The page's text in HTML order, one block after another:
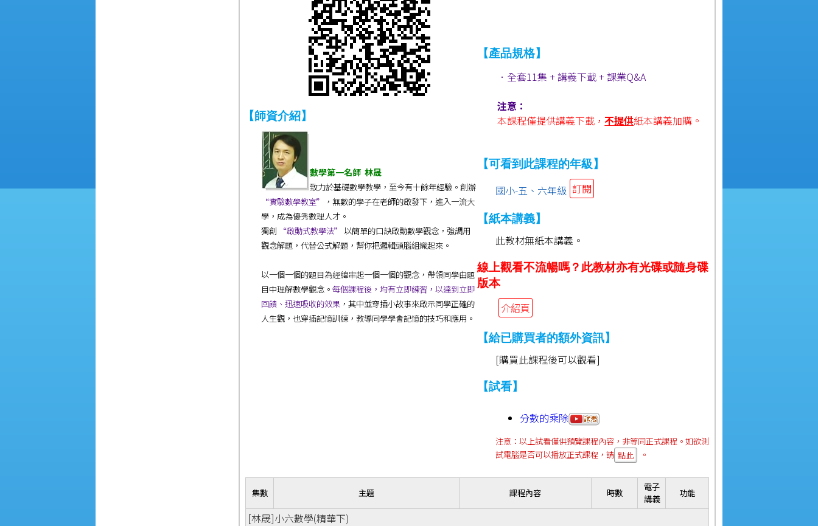
【師資介紹】
數學第一名師 林晟
致力於基礎數學教學，至今有十餘年經驗。創辦
“實驗數學教室”
，無數的學子在老師的啟發下，進入一流大
學，成為優秀數理人才。
獨創
“啟動式教學法” 以簡單的口訣啟動數學觀念，強調用
觀念解題，代替公式解題，幫你把邏輯頭腦組織起來。
以一個一個的題目為經緯串起一個一個的觀念，帶領同學由題
目中理解數學觀念。每個課程後，均有立即練習，以達到立即
回饋、迅速吸收的效果 ，其中並穿插小故事來啟示同學正確的
人生觀，也穿插記憶訓練，教導同學學會記憶的技巧和應用。
【產品規格】
．全套11集 + 講義下載 + 課業Q&A
注意：
本課程僅提供講義下載，不提供紙本講義加購 。
【可看到此課程的年級】
國小-五、六年級 訂閱
【紙本講義】
此教材無紙本講義。
線上觀看不流暢嗎？此教材亦有光碟或隨身碟
版本
介紹頁
【給已購買者的額外資訊】
[購買此課程後可以觀看]
【試看】
分數的乘除
注意：以上試看僅供預覽課程內容，非等同正式課程。如欲測
試電腦是否可以播放正式課程，請 點此 。
集數 主題 課程內容 時數
電子
講義
功能
[林晟]小六數學(精華下)